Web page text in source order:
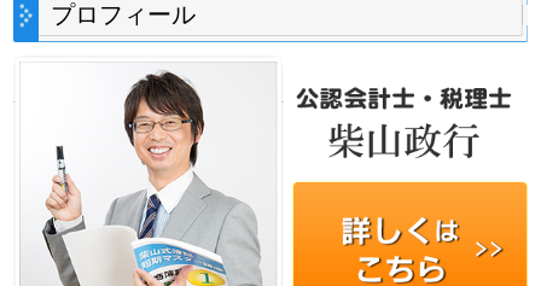
プロフィール